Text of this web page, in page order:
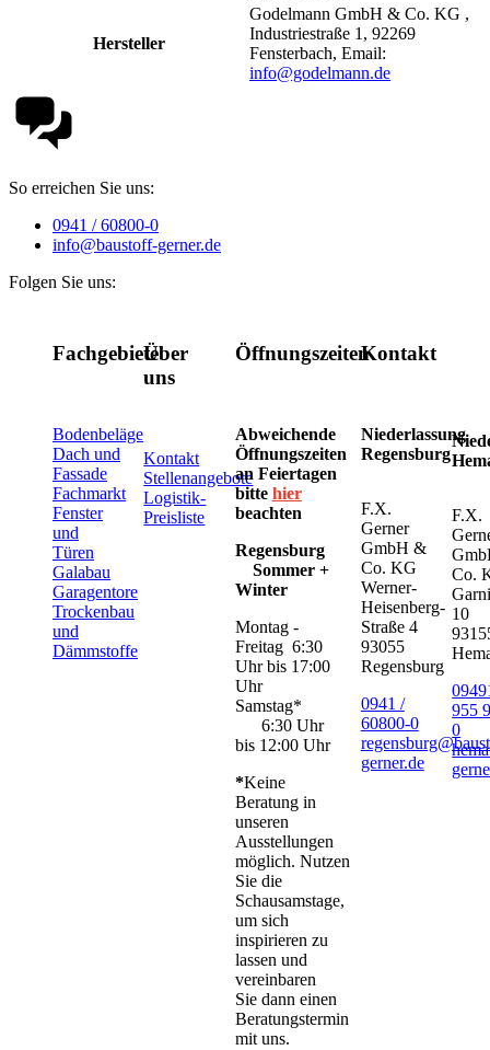
Hersteller
Godelmann GmbH & Co. KG ,
Industriestraße 1, 92269
Fensterbach, Email:
info@godelmann.de
So erreichen Sie uns:
0941 / 60800-0
info@baustoff-gerner.de
Folgen Sie uns:
Fachgebiete
Bodenbeläge
Dach und
Fassade
Fachmarkt
Fenster
und
Türen
Galabau
Garagentore
Trockenbau
und
Dämmstoffe
Über
uns
Kontakt
Stellenangebote
Logistik-
Preisliste
Öffnungszeiten
Abweichende
Öffnungszeiten
an Feiertagen
bitte hier
beachten
Regensburg
Sommer +
Winter
Montag -
Freitag 6:30
Uhr bis 17:00
Uhr
Samstag*
6:30 Uhr
bis 12:00 Uhr
*Keine
Beratung in
unseren
Ausstellungen
möglich. Nutzen
Sie die
Schausamstage,
um sich
inspirieren zu
lassen und
vereinbaren
Sie dann einen
Beratungstermin
mit uns.
Kontakt
Niederlassung
Regensburg
F.X.
Gerner
GmbH &
Co. KG
Werner-
Heisenberg-
Straße 4
93055
Regensburg
0941 /
60800-0
gerner.de
F.X.
Co.
10
955
0